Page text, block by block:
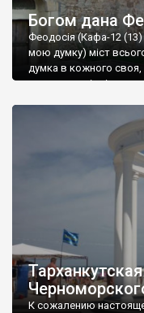
Богом дана
Феодосія (Кафа-12 (13)
мою думку) міст
думка в кожного своя,
запрошую відвідати це
К сожалению